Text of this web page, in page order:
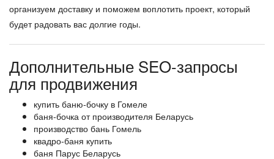
организуем доставку и поможем воплотить проект, который
будет радовать вас долгие годы.
Дополнительные SEO-запросы
для продвижения
купить баню-бочку в Гомеле
баня-бочка от производителя Беларусь
производство бань Гомель
квадро-баня купить
баня Парус Беларусь